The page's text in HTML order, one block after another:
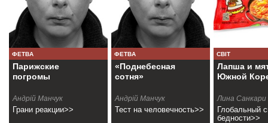
ФЕТВА
Парижские
погромы
Андрій Манчук
Грани реакции>>
ФЕТВА
«Поднебесная
сотня»
Андрій Манчук
Тест на человечность>>
СВІТ
Лапша и
Южной
Лина Санкари
Глобальный
бедности>>